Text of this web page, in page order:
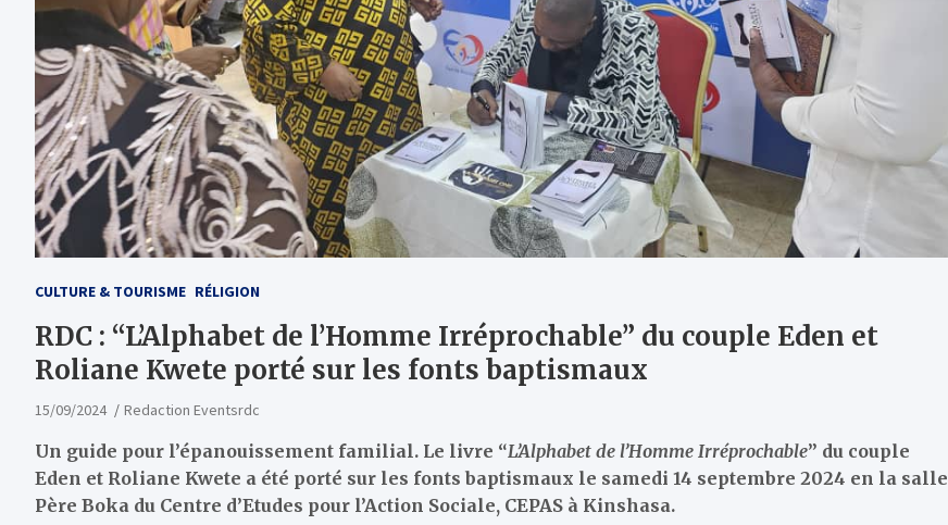
CULTURE & TOURISME RÉLIGION
RDC : “L’Alphabet de l’Homme Irréprochable” du couple Eden et
Roliane Kwete porté sur les fonts baptismaux
15/09/2024 Redaction Eventsrdc
Un guide pour l’épanouissement familial. Le livre “L’Alphabet de l’Homme Irréprochable” du couple
Eden et Roliane Kwete a été porté sur les fonts baptismaux le samedi 14 septembre 2024 en la salle
Père Boka du Centre d’Etudes pour l’Action Sociale, CEPAS à Kinshasa.